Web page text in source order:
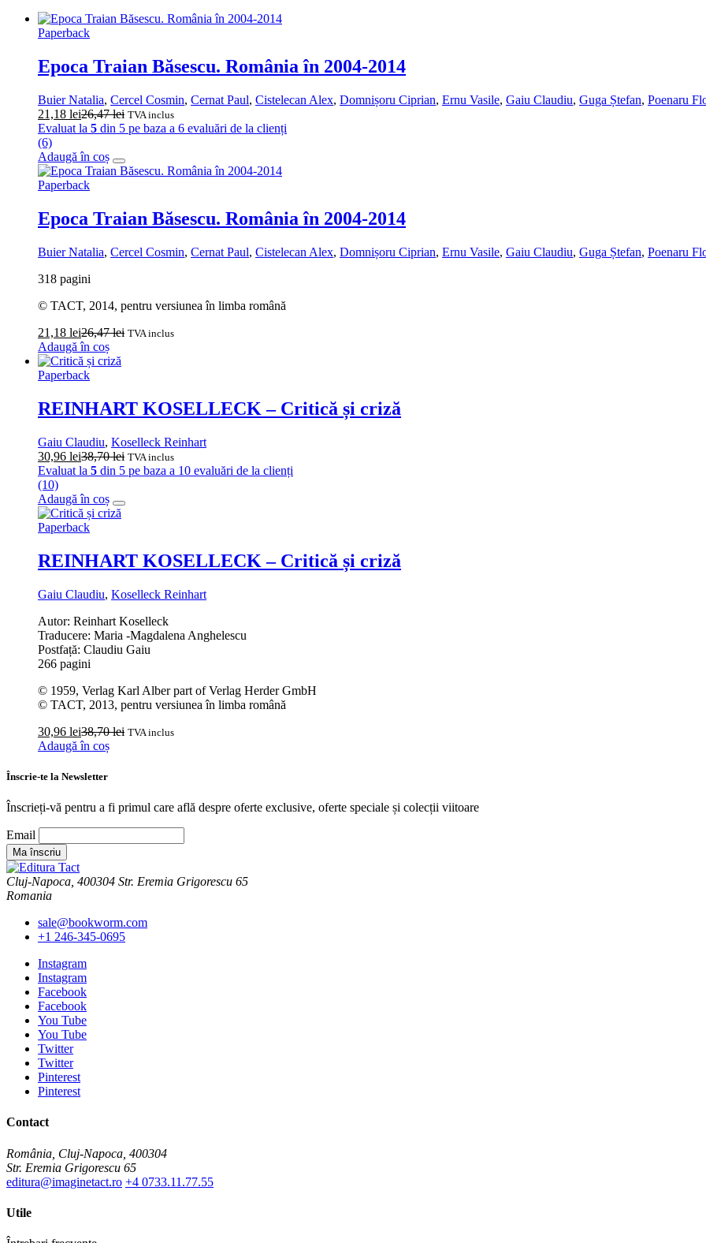
Paperback
Epoca Traian Băsescu. România în 2004‑2014
Buier Natalia, Cercel Cosmin, Cernat Paul, Cistelecan Alex, Domnișoru Ciprian, Ernu Vasile, Gaiu Claudiu, Guga Ștefan, Poenaru
21,18 lei26,47lei TVA inclus
Evaluat la 5 din 5 pe baza a 6 evaluări de la clienți
(6)
Adaugă în coș
Paperback
Epoca Traian Băsescu. România în 2004‑2014
Buier Natalia, Cercel Cosmin, Cernat Paul, Cistelecan Alex, Domnișoru Ciprian, Ernu Vasile, Gaiu Claudiu, Guga Ștefan, Poenaru
318 pagini
© TACT, 2014, pentru versiunea în limba română
21,18 lei26,47lei TVA inclus
Adaugă în coș
Paperback
REINHART KOSELLECK – Critică și criză
Gaiu Claudiu, Koselleck Reinhart
30,96 lei38,70lei TVA inclus
Evaluat la 5 din 5 pe baza a 10 evaluări de la clienți
(10)
Adaugă în coș
Paperback
REINHART KOSELLECK – Critică și criză
Gaiu Claudiu, Koselleck Reinhart
Autor: Reinhart Koselleck
Traducere: Maria -Magdalena Anghelescu
Postfață: Claudiu Gaiu
266 pagini
© 1959, Verlag Karl Alber part of Verlag Herder GmbH
© TACT, 2013, pentru versiunea în limba română
30,96 lei38,70lei TVA inclus
Adaugă în coș
Înscrie-te la Newsletter
Înscrieți-vă pentru a fi primul care află despre oferte exclusive, oferte speciale și colecții viitoare
Email
Cluj-Napoca, 400304 Str. Eremia Grigorescu 65
Romania
sale@bookworm.com
+1 246-345-0695
Instagram
Instagram
Facebook
Facebook
You Tube
You Tube
Twitter
Twitter
Pinterest
Pinterest
Contact
România, Cluj-Napoca, 400304
Str. Eremia Grigorescu 65
editura@imaginetact.ro +4 0733.11.77.55
Utile